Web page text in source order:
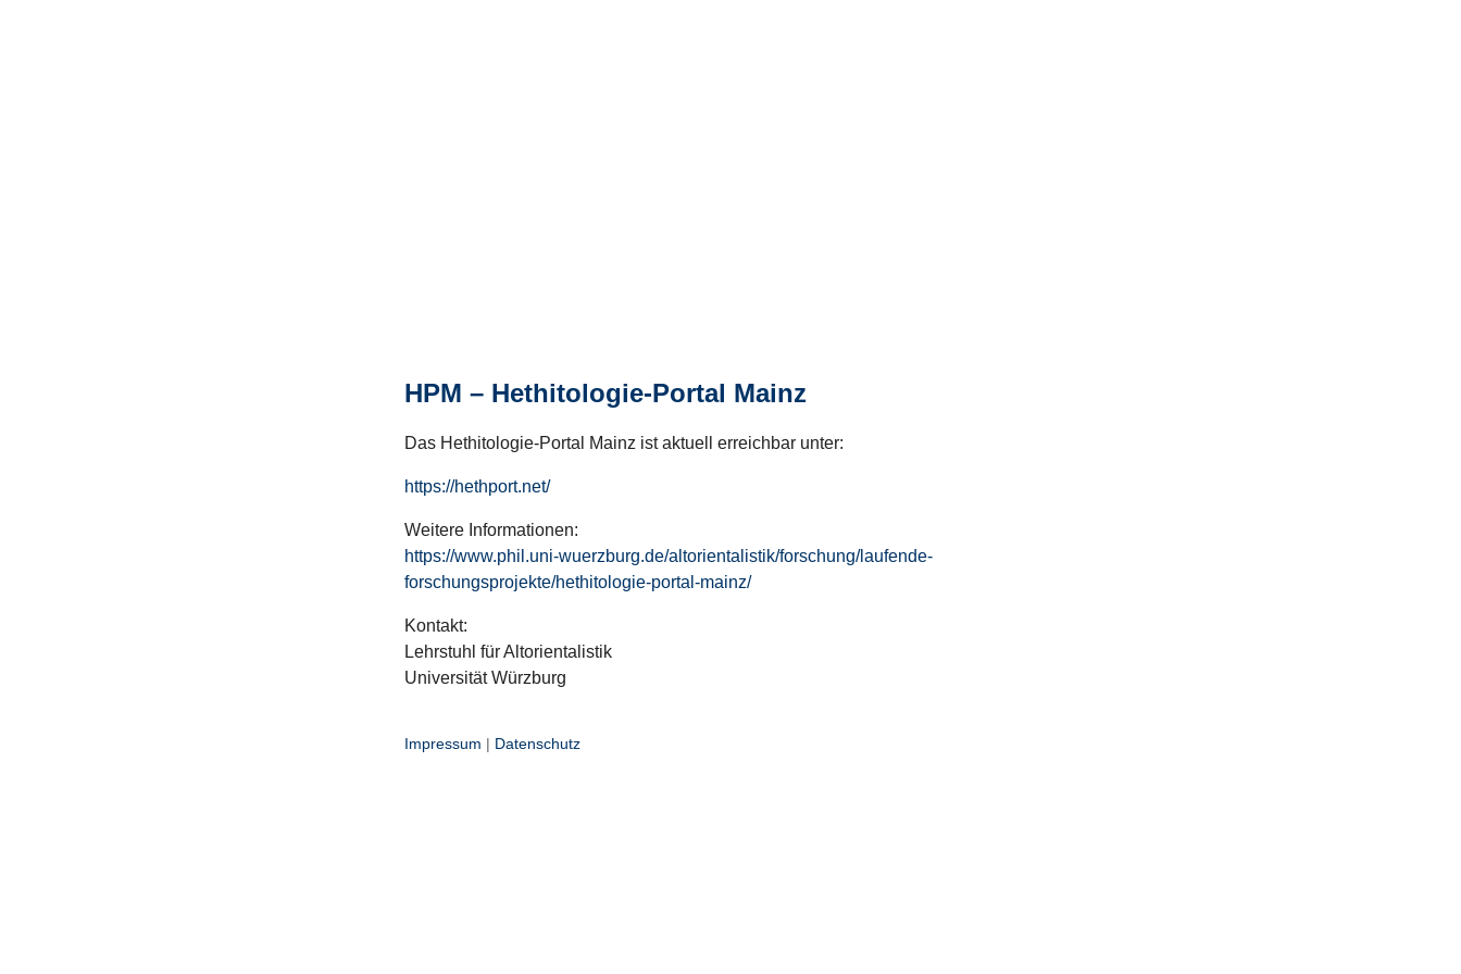
HPM – Hethitologie-Portal Mainz
Das Hethitologie-Portal Mainz ist aktuell erreichbar unter:
https://hethport.net/
Weitere Informationen:
https://www.phil.uni-wuerzburg.de/altorientalistik/forschung/laufende-
forschungsprojekte/hethitologie-portal-mainz/
Kontakt:
Lehrstuhl für Altorientalistik
Universität Würzburg
Impressum | Datenschutz